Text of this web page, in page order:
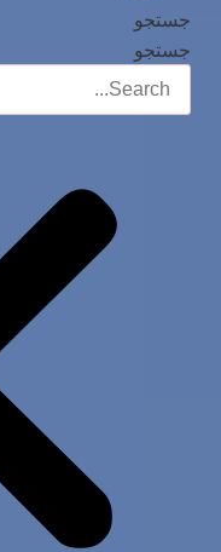
جستجو
جستجو